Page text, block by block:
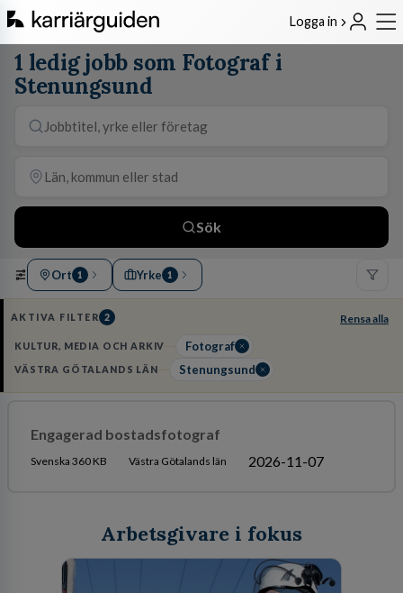
Logga in
1 ledig jobb som Fotograf i
Stenungsund
Sök
Ort 1 Yrke 1
AKTIVA FILTER 2 Rensa alla
KULTUR, MEDIA OCH ARKIV Fotograf
VÄSTRA GÖTALANDS LÄN Stenungsund
Engagerad bostadsfotograf
Svenska 360 KB Västra Götalands län 2026-11-07
Arbetsgivare i fokus